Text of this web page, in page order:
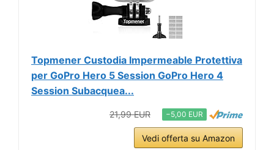
Topmener Custodia Impermeable Protettiva
per GoPro Hero 5 Session GoPro Hero 4
Session Subacquea...
21,99 EUR −5,00 EUR
Vedi offerta su Amazon